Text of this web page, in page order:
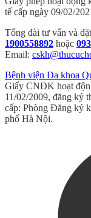
tế cấp ngày 09/02/
Tổng đài tư vấn và
1900558892 hoặc
Email:
Bệnh viện Đa khoa
Giấy CNĐK hoạt
11/02/2009, đăng ký
cấp: Phòng Đăng ký
phố Hà Nội.